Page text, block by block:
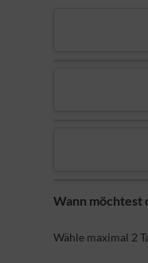
Wann möchtest
Wähle maximal 2